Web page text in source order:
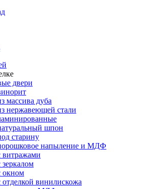
двери
массива дуба
нержавеющей стали
шпон
старину
напыление и МДФ
витражами
окном
отделкой винилискожа